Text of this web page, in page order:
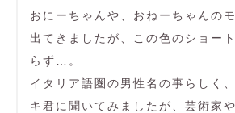
おにーちゃんや、おねーちゃんの
出てきましたが、この色のショー
らず…。
イタリア語圏の男性名の事らしく
キ君に聞いてみましたが、芸術家